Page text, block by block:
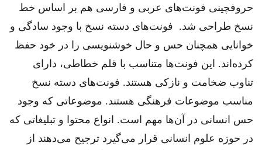
حروفچینی فونت‌های عربی و فارسی هم بر اساس خط
نسخ طراحی شد. فونت‌های دسته نسخ با وجود سادگی و
خوانایی همچنان حس و حال خوشنویسی را در خود حفظ
کرده‌اند. این فونت‌ها متناسب با قلم خطاطی، دارای
تناوب ضخامت و نازکی هستند. فونت‌های دسته نسخ
مناسب موضوعات فرهنگی هستند. موضوعاتی که وجود
حس انسانی در آن‌ها مهم است. انواع محتوا و تبلیغاتی که
در حوزه علوم انسانی قرار می‌گیرد ترجیح می‌دهند از